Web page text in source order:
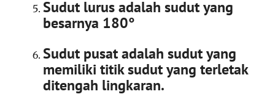
Sudut lurus adalah sudut yang
besarnya 180°
Sudut pusat adalah sudut yang
memiliki titik sudut yang terletak
ditengah lingkaran.